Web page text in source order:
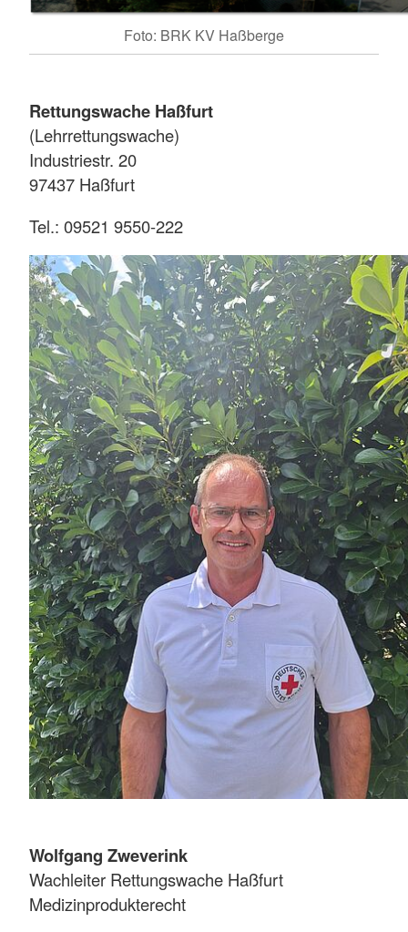
Foto: BRK KV Haßberge
Rettungswache Haßfurt
(Lehrrettungswache)
Industriestr. 20
97437 Haßfurt
Tel.: 09521 9550-222
Wolfgang Zweverink
Wachleiter Rettungswache Haßfurt
Medizinprodukterecht